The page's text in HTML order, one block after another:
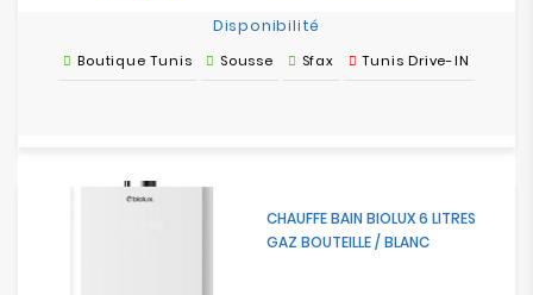
Disponibilité
Boutique Tunis Sousse Sfax Tunis Drive-IN
CHAUFFE BAIN BIOLUX 6 LITRES
GAZ BOUTEILLE / BLANC